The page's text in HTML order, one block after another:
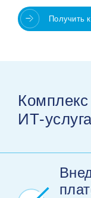
Получить
ИТ-